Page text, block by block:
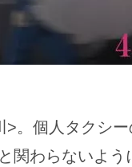
。 個人タクシ
関わらないよ